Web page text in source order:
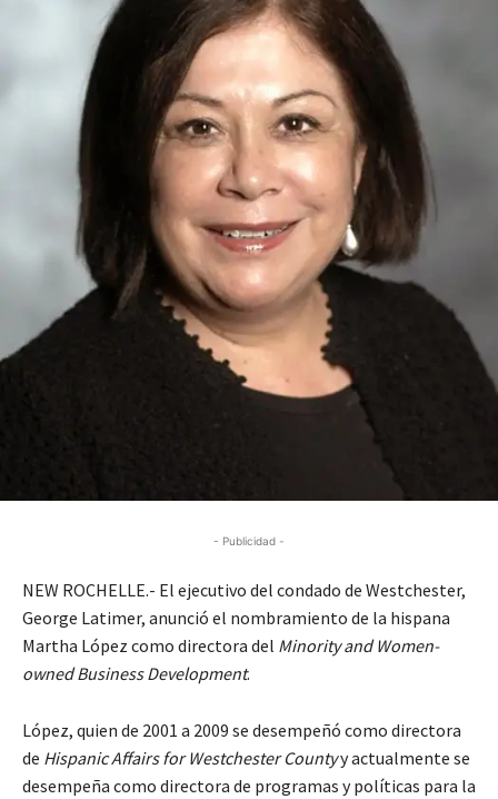
- Publicidad -
NEW ROCHELLE.- El ejecutivo del condado de Westchester,
George Latimer, anunció el nombramiento de la hispana
Martha López como directora del Minority and Women-
owned Business Development.
López, quien de 2001 a 2009 se desempeñó como directora
de Hispanic Affairs for Westchester Countyy actualmente se
desempeña como directora de programas y políticas para la